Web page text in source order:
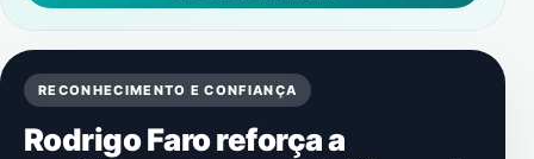
RECONHECIMENTO E CONFIANÇA
Rodrigo Faro reforça a